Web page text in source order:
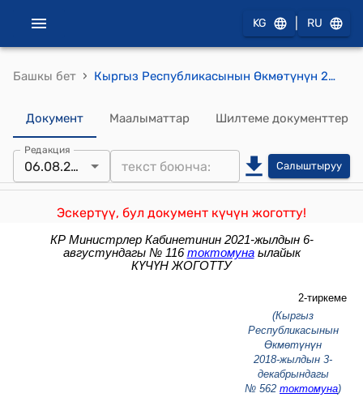
KG RU
Башкы бет › Кыргыз Республикасынын Өкмөтүнүн 2018-жылдын 3-декабрындагы № 562 токтомуна "Кыргыз Республикасынын Айыл чарба, тамак-аш өнөр жайы жана мелиорация министрлигинин Кыргыз мал чарба жана жайыт илимий-изилдөө институту жөнүндө ЖОБО"
Документ Маалыматтар Шилтеме документтер
Редакция
06.08.2021 Салыштыруу
Эскертүү, бул документ күчүн жоготту!